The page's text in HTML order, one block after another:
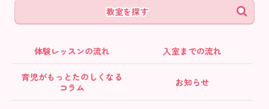
教室を探す
体験レッスンの流れ 入室までの流れ
育児がもっとたのしくなる
コラム
お知らせ